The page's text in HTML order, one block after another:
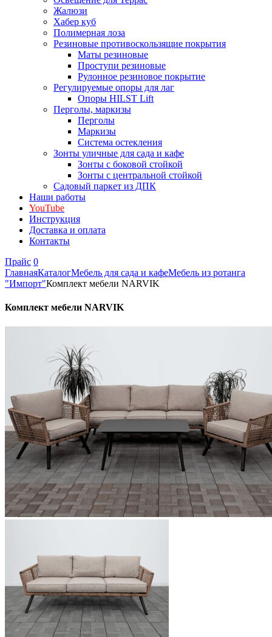
Жалюзи
Хабер куб
Полимерная лоза
Резиновые противоскользящие покрытия
Маты резиновые
Проступи резиновые
Рулонное резиновое покрытие
Регулируемые опоры для лаг
Опоры HILST Lift
Перголы, маркизы
Перголы
Маркизы
Система остекления
Зонты уличные для сада и кафе
Зонты с боковой стойкой
Зонты с центральной стойкой
Садовый паркет из ДПК
Наши работы
YouTube
Инструкция
Доставка и оплата
Контакты
Прайс 0
ГлавнаяКаталогМебель для сада и кафеМебель из ротанга
"Импорт"Комплект мебели NARVIK
Комплект мебели NARVIK